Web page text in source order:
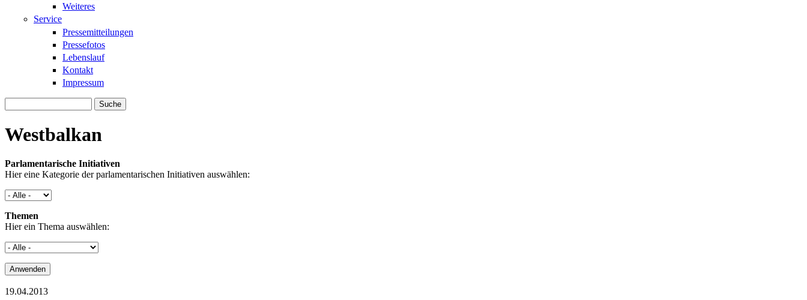
Weiteres
Service
Pressemitteilungen
Pressefotos
Lebenslauf
Kontakt
Impressum
Westbalkan
Parlamentarische Initiativen
Hier eine Kategorie der parlamentarischen Initiativen auswählen:
Themen
Hier ein Thema auswählen:
19.04.2013